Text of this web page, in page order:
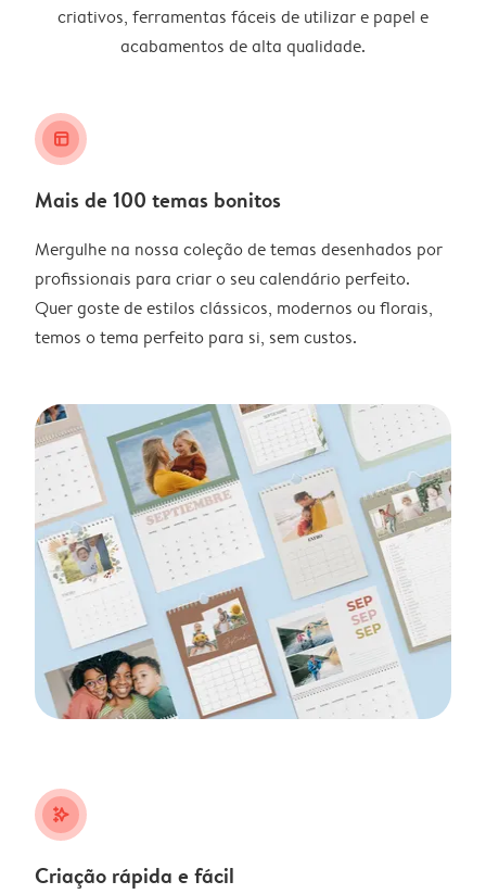
criativos, ferramentas fáceis de utilizar e papel e
acabamentos de alta qualidade.
layout_alt
Mais de 100 temas bonitos
Mergulhe na nossa coleção de temas desenhados por
profissionais para criar o seu calendário perfeito.
Quer goste de estilos clássicos, modernos ou florais,
temos o tema perfeito para si, sem custos.
stars_plus
Criação rápida e fácil